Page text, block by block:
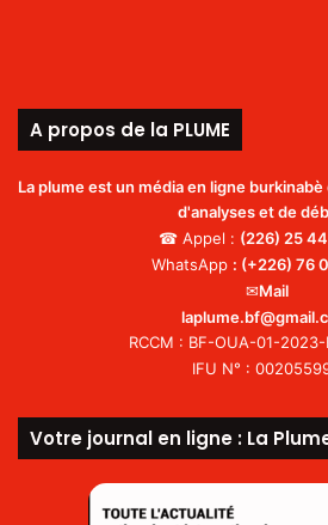
A propos de la PLUME
La plume est un média en ligne
d'analyses et de
☎ Appel : (226) 25
WhatsApp : (+226) 76
✉Mail
RCCM : BF-OUA-01-
IFU N° :
Votre journal en ligne : La